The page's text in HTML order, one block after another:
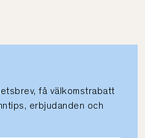
få välkomstrabatt
erbjudanden och